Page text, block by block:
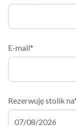
E-mail*
Rezerwuję stolik